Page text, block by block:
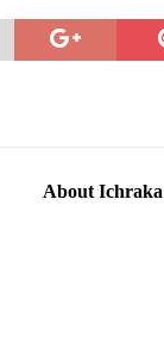
About Ichraka